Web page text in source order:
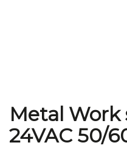
Metal Work
24VAC 50/
Ga
naar
het